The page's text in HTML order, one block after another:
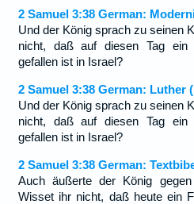
2 Samuel 3:38 German:
Und der König sprach zu seinen
nicht, daß auf diesen Tag ein
gefallen ist in Israel?
2 Samuel 3:38 German: Luther
Und der König sprach zu seinen
nicht, daß auf diesen Tag ein
gefallen ist in Israel?
2 Samuel 3:38 German:
Auch äußerte der König
Wisset ihr nicht, daß heute ein